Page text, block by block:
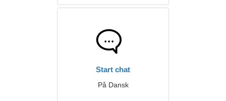
Start chat
På Dansk